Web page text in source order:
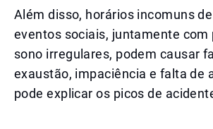
Além disso, horários incomuns
eventos sociais, juntamente com
sono irregulares, podem causar
exaustão, impaciência e falta de
pode explicar os picos de